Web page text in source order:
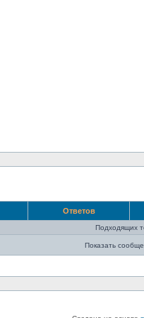
Ответов
Подходящих
Показать